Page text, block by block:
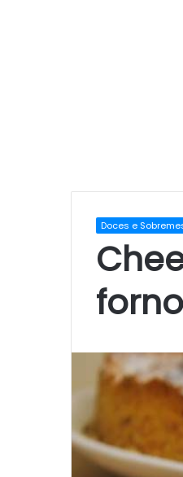
Doces e
forno